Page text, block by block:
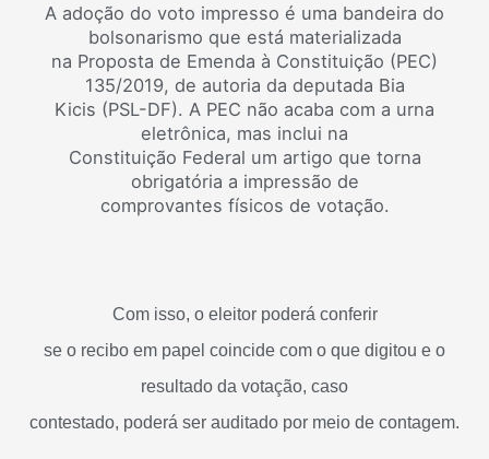
A adoção do voto impresso é uma bandeira do
bolsonarismo que está materializada
na Proposta de Emenda à Constituição (PEC)
135/2019, de autoria da deputada Bia
Kicis (PSL-DF). A PEC não acaba com a urna
eletrônica, mas inclui na
Constituição Federal um artigo que torna
obrigatória a impressão de
comprovantes físicos de votação.
Com isso, o eleitor poderá conferir
se o recibo em papel coincide com o que digitou e o
resultado da votação, caso
contestado, poderá ser auditado por meio de contagem.